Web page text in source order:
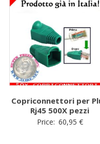
Copriconnettori per
Rj45 500X pezzi
Price: 60,95 €